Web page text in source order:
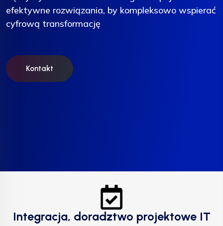
efektywne rozwiązania, by kompleksowo wspierać
cyfrową transformację
Kontakt
efektywne rozwiązania, by kompleksowo wspierać
cyfrową transformację
Kontakt
efektywne rozwiązania, by kompleksowo wspierać
cyfrową transformację
Kontakt
Integracja, doradztwo projektowe IT